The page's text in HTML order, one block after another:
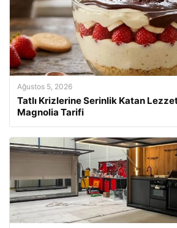
Ağustos 5, 2026
Tatlı Krizlerine Serinlik Katan
Magnolia Tarifi